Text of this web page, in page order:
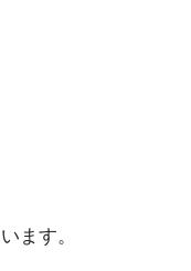
ます。